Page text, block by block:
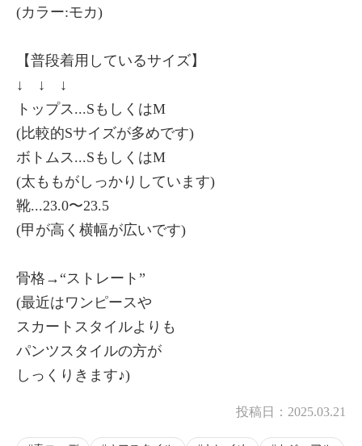
(カラー:モカ)
【普段着用しているサイズ】
↓ ↓ ↓
トップス...SもしくはM
(比較的Sサイズが多めです)
ボトムス...SもしくはM
(太ももがしっかりしています)
靴...23.0〜23.5
(甲が高く横幅が広いです)
骨格→“ストレート”
(最近はワンピースや
スカートスタイルよりも
パンツスタイルの方が
しっくりきます♪)
投稿日： 2025.03.21